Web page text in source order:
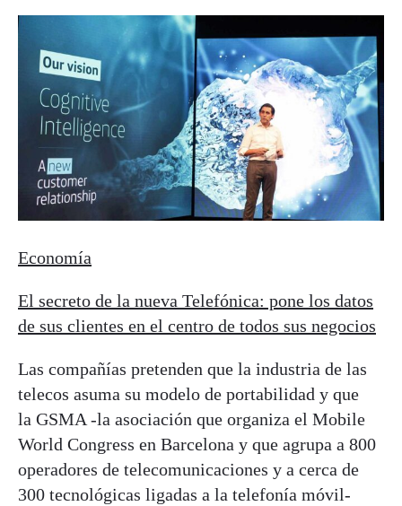
Economía
El secreto de la nueva Telefónica: pone los datos
de sus clientes en el centro de todos sus negocios
Las compañías pretenden que la industria de las
telecos asuma su modelo de portabilidad y que
la GSMA -la asociación que organiza el Mobile
World Congress en Barcelona y que agrupa a 800
operadores de telecomunicaciones y a cerca de
300 tecnológicas ligadas a la telefonía móvil-